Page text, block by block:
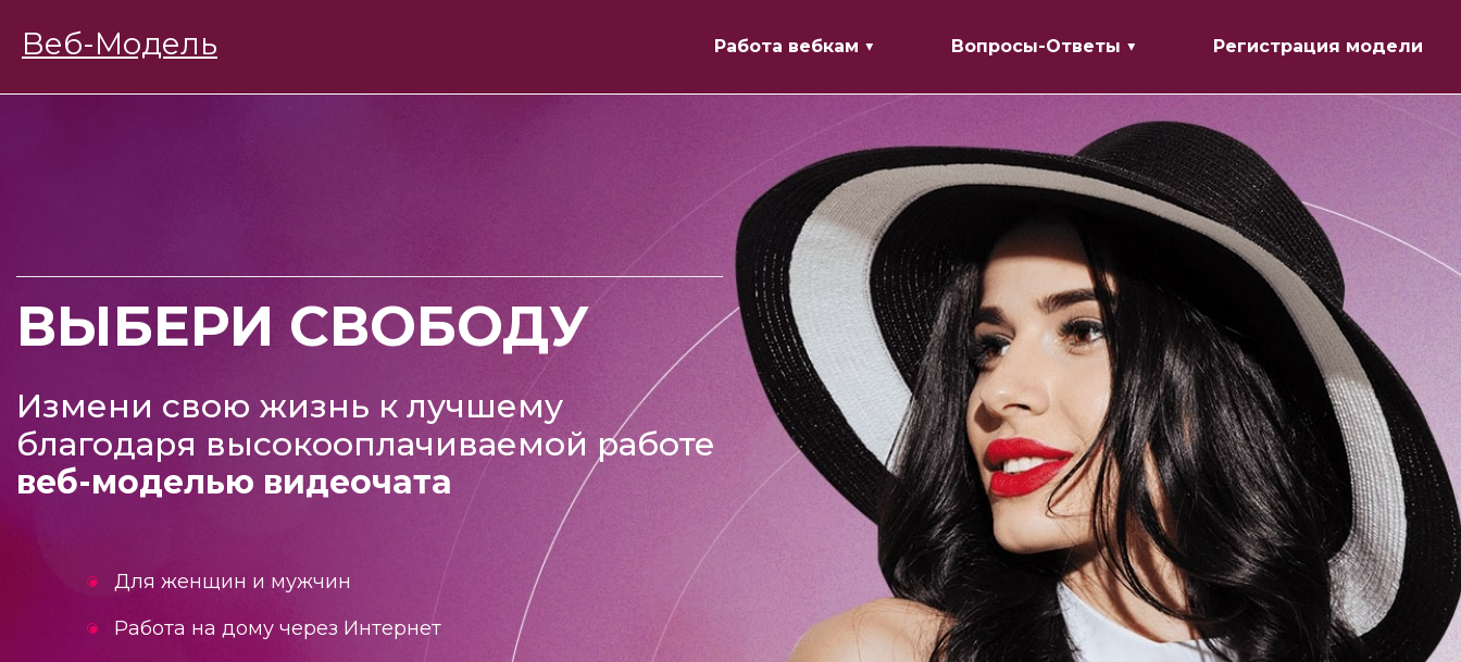
Веб-Модель Работа вебкам ▼ Вопросы-Ответы ▼ Регистрация модели
BongaModels Работа девушкам
ВЫБЕРИ СВОБОДУ
Измени свою жизнь к лучшему
благодаря высокооплачиваемой работе
веб-моделью видеочата
Для женщин и мужчин
Работа на дому через Интернет